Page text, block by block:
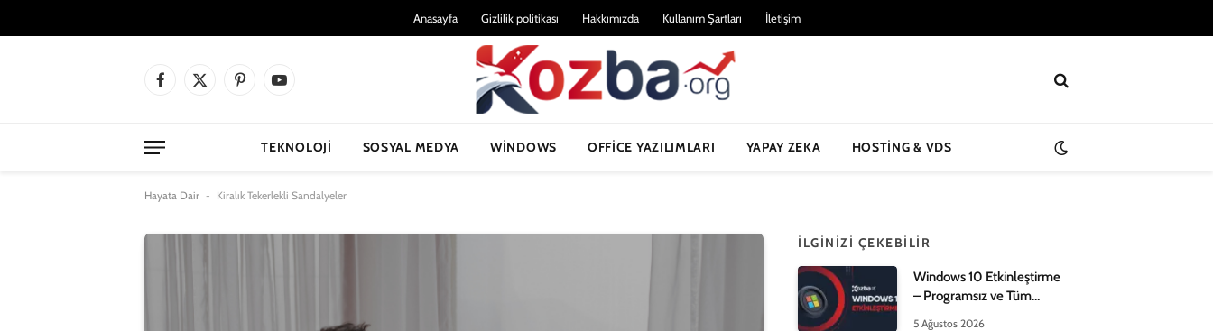
Anasayfa Gizlilik politikası Hakkımızda Kullanım Şartları İletişim
Facebook
X
PinterestYouTube
TEKNOLOJI SOSYAL MEDYA WINDOWS OFFICE YAZILIMLARI YAPAY ZEKA HOSTING & VDS
Hayata Dair - Kiralık Tekerlekli Sandalyeler
İLGINIZI ÇEKEBILIR
Windows 10 Etkinleştirme
– Programsız ve Tüm
5 Ağustos 2026